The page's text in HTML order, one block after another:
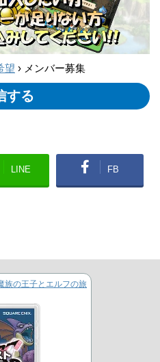
望 › メンバー募集
する
LINE FB
の王子とエルフの旅